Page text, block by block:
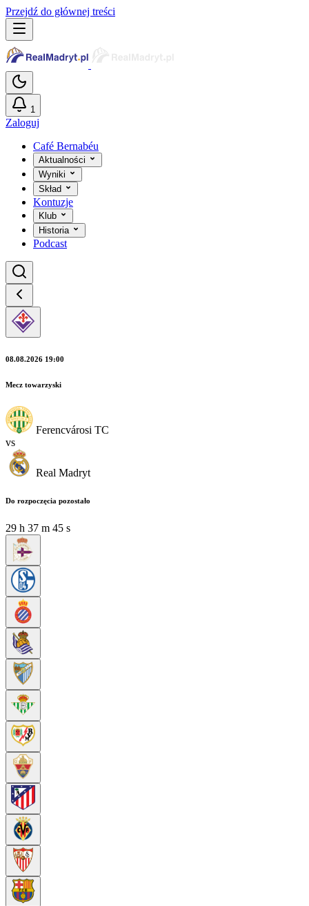
Przejdź do głównej treści
1
Zaloguj
Café Bernabéu
Aktualności
Wyniki
Skład
Kontuzje
Klub
Historia
Podcast
08.08.2026 19:00
Mecz towarzyski
Ferencvárosi TC
vs
Real Madryt
Do rozpoczęcia pozostało
29 h 37 m 44 s